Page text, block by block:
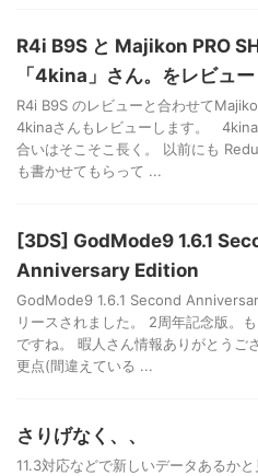
R4i B9S と Majikon PRO
「4kina」さん。をレビュー
R4i B9S のレビューと合わせて
4kinaさんもレビューします。 4kina
合いはそこそこ長く。 以前にも
も書かせてもらって ...
[3DS] GodMode9 1.6.1
Anniversary Edition
GodMode9 1.6.1 Second
リースされました。 2周年記念版。
ですね。 暇人さん情報ありがとうご
更点(間違えている ...
さりげなく、、
11.3対応などで新しいデータあるかと